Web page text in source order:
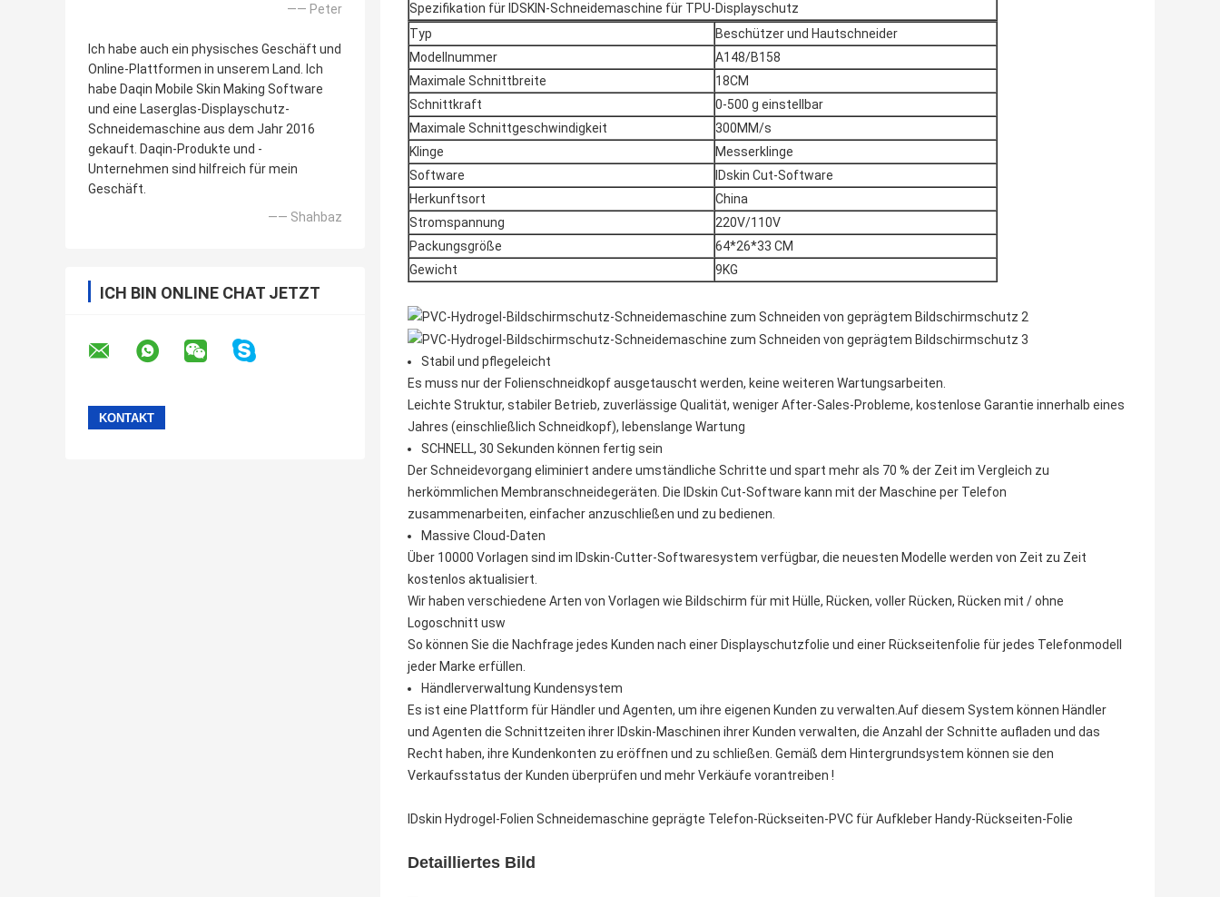
—— Peter
Ich habe auch ein physisches Geschäft und
Online-Plattformen in unserem Land. Ich
habe Daqin Mobile Skin Making Software
und eine Laserglas-Displayschutz-
Schneidemaschine aus dem Jahr 2016
gekauft. Daqin-Produkte und -
Unternehmen sind hilfreich für mein
Geschäft.
—— Shahbaz
ICH BIN ONLINE CHAT JETZT
Spezifikation für IDSKIN-Schneidemaschine für TPU-Displayschutz
Typ
Beschützer und Hautschneider
Modellnummer
A148/B158
Maximale Schnittbreite
18CM
Schnittkraft
0-500 g einstellbar
Maximale Schnittgeschwindigkeit
300MM/s
Klinge
Messerklinge
Software
IDskin Cut-Software
Herkunftsort
China
Stromspannung
220V/110V
Packungsgröße
64*26*33 CM
Gewicht
9KG
Stabil und pflegeleicht
Es muss nur der Folienschneidkopf ausgetauscht werden, keine weiteren Wartungsarbeiten.
Leichte Struktur, stabiler Betrieb, zuverlässige Qualität, weniger After-Sales-Probleme, kostenlose Garantie innerhalb eines
Jahres (einschließlich Schneidkopf), lebenslange Wartung
SCHNELL, 30 Sekunden können fertig sein
Der Schneidevorgang eliminiert andere umständliche Schritte und spart mehr als 70 % der Zeit im Vergleich zu
herkömmlichen Membranschneidegeräten. Die IDskin Cut-Software kann mit der Maschine per Telefon
zusammenarbeiten, einfacher anzuschließen und zu bedienen.
Massive Cloud-Daten
Über 10000 Vorlagen sind im IDskin-Cutter-Softwaresystem verfügbar, die neuesten Modelle werden von Zeit zu Zeit
kostenlos aktualisiert.
Wir haben verschiedene Arten von Vorlagen wie Bildschirm für mit Hülle, Rücken, voller Rücken, Rücken mit / ohne
Logoschnitt usw
So können Sie die Nachfrage jedes Kunden nach einer Displayschutzfolie und einer Rückseitenfolie für jedes Telefonmodell
jeder Marke erfüllen.
Händlerverwaltung Kundensystem
Es ist eine Plattform für Händler und Agenten, um ihre eigenen Kunden zu verwalten.Auf diesem System können Händler
und Agenten die Schnittzeiten ihrer IDskin-Maschinen ihrer Kunden verwalten, die Anzahl der Schnitte aufladen und das
Recht haben, ihre Kundenkonten zu eröffnen und zu schließen. Gemäß dem Hintergrundsystem können sie den
Verkaufsstatus der Kunden überprüfen und mehr Verkäufe vorantreiben !
IDskin Hydrogel-Folien Schneidemaschine geprägte Telefon-Rückseiten-PVC für Aufkleber Handy-Rückseiten-Folie
Detailliertes Bild